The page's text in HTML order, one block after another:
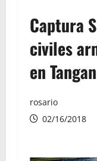
Captura
civiles
en
rosario
02/16/2018